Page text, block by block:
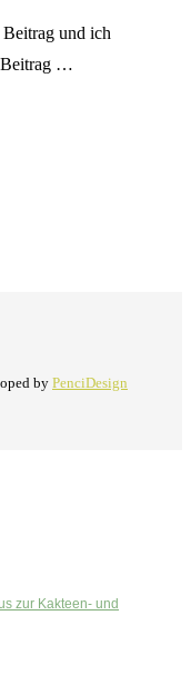
und ich
Beitrag …
by PenciDesign
zur Kakteen- und